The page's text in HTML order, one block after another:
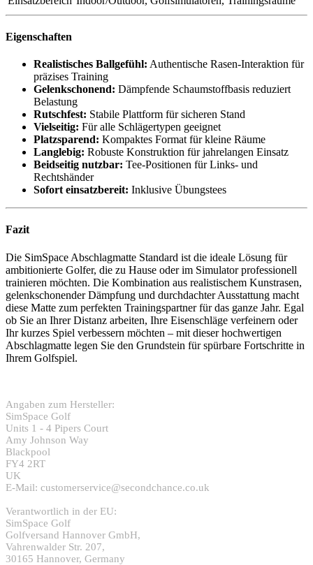
Eigenschaften
Realistisches Ballgefühl: Authentische Rasen-Interaktion für
präzises Training
Gelenkschonend: Dämpfende Schaumstoffbasis reduziert
Belastung
Rutschfest: Stabile Plattform für sicheren Stand
Vielseitig: Für alle Schlägertypen geeignet
Platzsparend: Kompaktes Format für kleine Räume
Langlebig: Robuste Konstruktion für jahrelangen Einsatz
Beidseitig nutzbar: Tee-Positionen für Links- und
Rechtshänder
Sofort einsatzbereit: Inklusive Übungstees
Fazit
Die SimSpace Abschlagmatte Standard ist die ideale Lösung für
ambitionierte Golfer, die zu Hause oder im Simulator professionell
trainieren möchten. Die Kombination aus realistischem Kunstrasen,
gelenkschonender Dämpfung und durchdachter Ausstattung macht
diese Matte zum perfekten Trainingspartner für das ganze Jahr. Egal
ob Sie an Ihrer Distanz arbeiten, Ihre Eisenschläge verfeinern oder
Ihr kurzes Spiel verbessern möchten – mit dieser hochwertigen
Abschlagmatte legen Sie den Grundstein für spürbare Fortschritte in
Ihrem Golfspiel.
Angaben zum Hersteller:
SimSpace Golf
Units 1 - 4 Pipers Court
Amy Johnson Way
Blackpool
FY4 2RT
UK
E-Mail: customerservice@secondchance.co.uk
Verantwortlich in der EU:
SimSpace Golf
Golfversand Hannover GmbH,
Vahrenwalder Str. 207,
30165 Hannover, Germany